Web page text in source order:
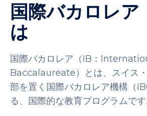
国際バカロレア
は
国際バカロレア（IB：
Baccalaureate）とは、スイス
部を置く国際バカロレア機構（
る、国際的な教育プログラムです